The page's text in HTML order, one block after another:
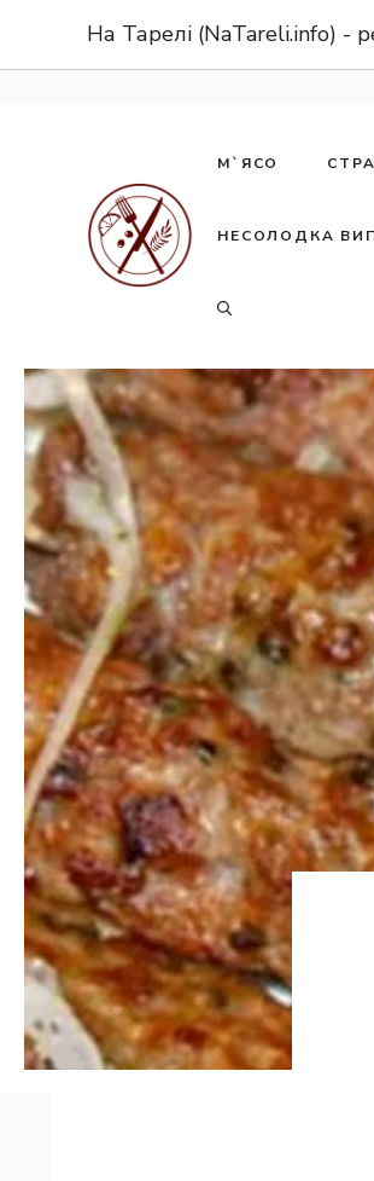
вмісту
На Тарелі (NaTareli.info) -
М`ЯСО
НЕСОЛОДКА